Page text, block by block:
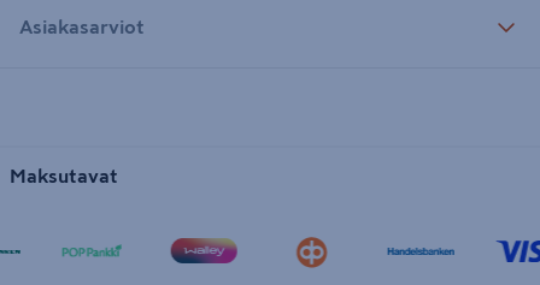
Asiakasarviot
Maksutavat